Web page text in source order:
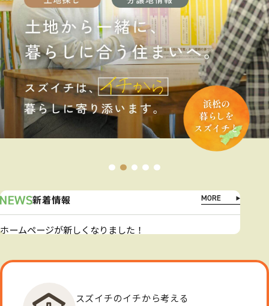
新着情報
ホームページが新しくなりました！
スズイチのイチから考える